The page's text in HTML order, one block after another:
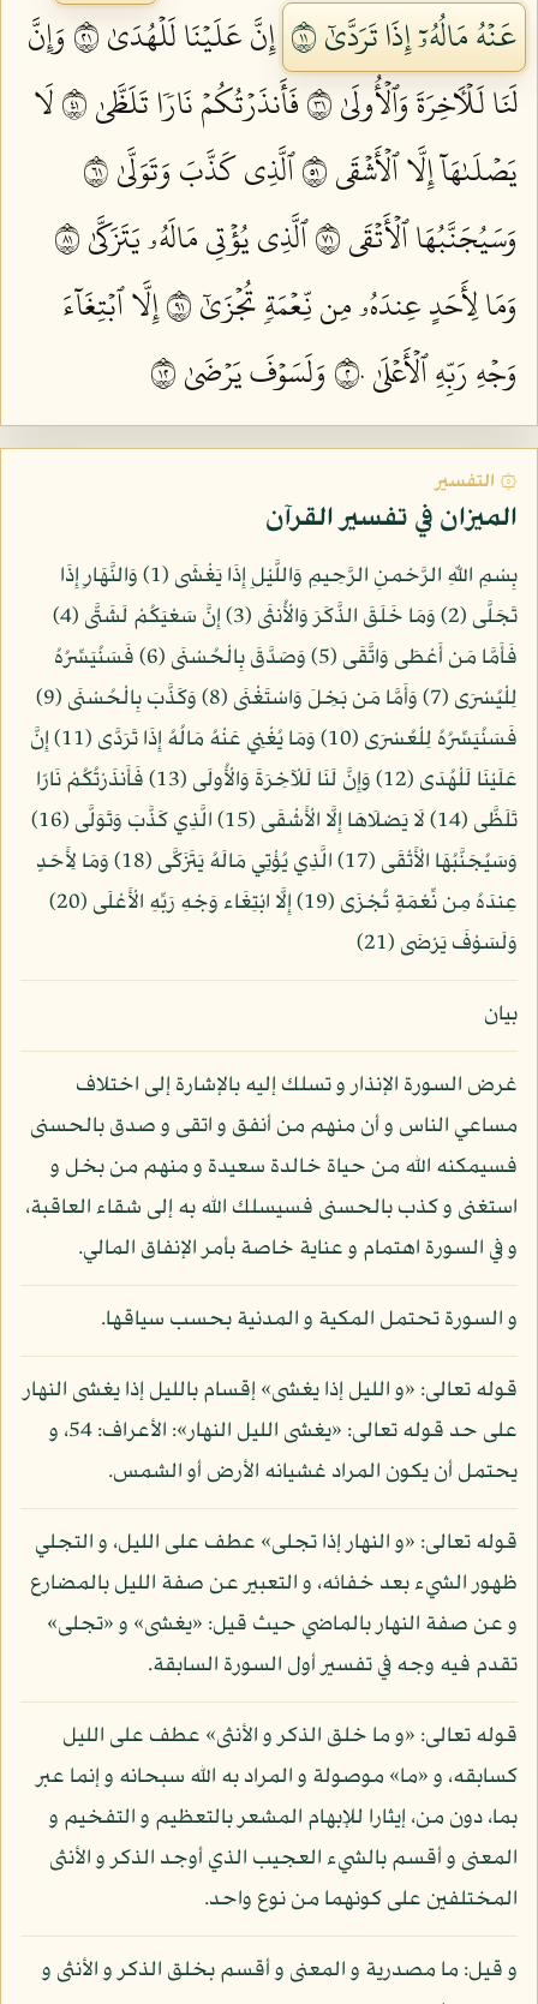
عَنۡهُ مَالُهُۥٓ إِذَا تَرَدَّىٰٓ ١١
إِنَّ عَلَيۡنَا لَلۡهُدَىٰ ١٢
وَإِنَّ
لَنَا لَلۡأٓخِرَةَ وَٱلۡأُولَىٰ ١٣
فَأَنذَرۡتُكُمۡ نَارٗا تَلَظَّىٰ ١٤
لَا
يَصۡلَىٰهَآ إِلَّا ٱلۡأَشۡقَى ١٥
ٱلَّذِي كَذَّبَ وَتَوَلَّىٰ ١٦
وَسَيُجَنَّبُهَا ٱلۡأَتۡقَى ١٧
ٱلَّذِي يُؤۡتِي مَالَهُۥ يَتَزَكَّىٰ ١٨
وَمَا لِأَحَدٍ عِندَهُۥ مِن نِّعۡمَةٖ تُجۡزَىٰٓ ١٩
إِلَّا ٱبۡتِغَآءَ
وَجۡهِ رَبِّهِ ٱلۡأَعۡلَىٰ ٢٠
وَلَسَوۡفَ يَرۡضَىٰ ٢١
۞ التفسير
الميزان في تفسير القرآن
بِسْمِ اللّهِ الرَّحْمنِ الرَّحِيمِ وَاللَّيْلِ إِذَا يَغْشَى (1) وَالنَّهَارِ إِذَا
تَجَلَّى (2) وَمَا خَلَقَ الذَّكَرَ وَالْأُنثَى (3) إِنَّ سَعْيَكُمْ لَشَتَّى (4)
فَأَمَّا مَن أَعْطَى وَاتَّقَى (5) وَصَدَّقَ بِالْحُسْنَى (6) فَسَنُيَسِّرُهُ
لِلْيُسْرَى (7) وَأَمَّا مَن بَخِلَ وَاسْتَغْنَى (8) وَكَذَّبَ بِالْحُسْنَى (9)
فَسَنُيَسِّرُهُ لِلْعُسْرَى (10) وَمَا يُغْنِي عَنْهُ مَالُهُ إِذَا تَرَدَّى (11) إِنَّ
عَلَيْنَا لَلْهُدَى (12) وَإِنَّ لَنَا لَلْآخِرَةَ وَالْأُولَى (13) فَأَنذَرْتُكُمْ نَارًا
تَلَظَّى (14) لَا يَصْلَاهَا إِلَّا الْأَشْقَى (15) الَّذِي كَذَّبَ وَتَوَلَّى (16)
وَسَيُجَنَّبُهَا الْأَتْقَى (17) الَّذِي يُؤْتِي مَالَهُ يَتَزَكَّى (18) وَمَا لِأَحَدٍ
عِندَهُ مِن نِّعْمَةٍ تُجْزَى (19) إِلَّا ابْتِغَاء وَجْهِ رَبِّهِ الْأَعْلَى (20)
وَلَسَوْفَ يَرْضَى (21)
بيان
غرض السورة الإنذار و تسلك إليه بالإشارة إلى اختلاف
مساعي الناس و أن منهم من أنفق و اتقى و صدق بالحسنى
فسيمكنه الله من حياة خالدة سعيدة و منهم من بخل و
استغنى و كذب بالحسنى فسيسلك الله به إلى شقاء العاقبة،
و في السورة اهتمام و عناية خاصة بأمر الإنفاق المالي.
و السورة تحتمل المكية و المدنية بحسب سياقها.
قوله تعالى: «و الليل إذا يغشى» إقسام بالليل إذا يغشى النهار
على حد قوله تعالى: «يغشى الليل النهار»: الأعراف: 54، و
يحتمل أن يكون المراد غشيانه الأرض أو الشمس.
قوله تعالى: «و النهار إذا تجلى» عطف على الليل، و التجلي
ظهور الشيء بعد خفائه، و التعبير عن صفة الليل بالمضارع
و عن صفة النهار بالماضي حيث قيل: «يغشى» و «تجلى»
تقدم فيه وجه في تفسير أول السورة السابقة.
قوله تعالى: «و ما خلق الذكر و الأنثى» عطف على الليل
كسابقه، و «ما» موصولة و المراد به الله سبحانه و إنما عبر
بما، دون من، إيثارا للإبهام المشعر بالتعظيم و التفخيم و
المعنى و أقسم بالشيء العجيب الذي أوجد الذكر و الأنثى
المختلفين على كونهما من نوع واحد.
و قيل: ما مصدرية و المعنى و أقسم بخلق الذكر و الأنثى و